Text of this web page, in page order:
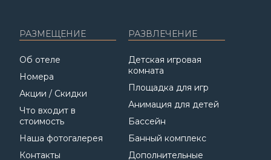
РАЗМЕЩЕНИЕ
Об отеле
Номера
Акции / Скидки
Что входит в
стоимость
Наша фотогалерея
Контакты
РАЗВЛЕЧЕНИЕ
Детская игровая
комната
Площадка для игр
Анимация для детей
Бассейн
Банный комплекс
Дополнительные